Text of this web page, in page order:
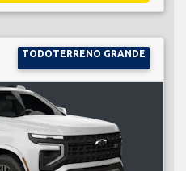
TODOTERRENO GRANDE